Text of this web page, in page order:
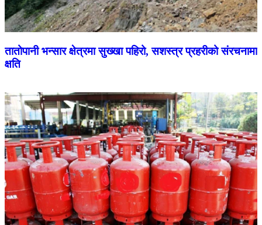
तातोपानी भन्सार क्षेत्रमा सुख्खा पहिरो, सशस्त्र प्रहरीको संरचनामा
क्षति